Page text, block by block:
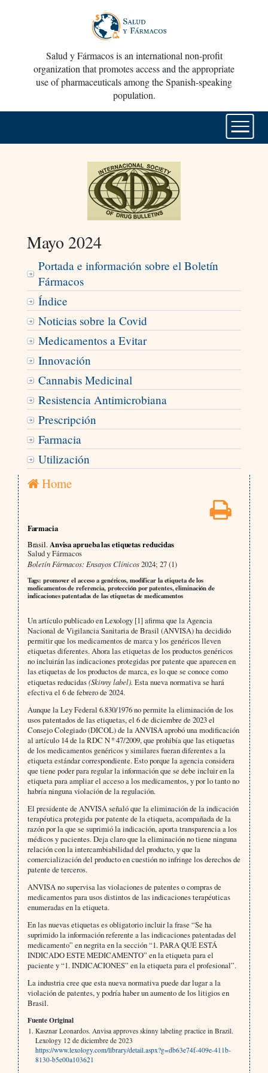
Salud y Fármacos is an international non-profit
organization that promotes access and the appropriate
use of pharmaceuticals among the Spanish-speaking
population.
Mayo 2024
Portada e información sobre el Boletín
Fármacos
Índice
Noticias sobre la Covid
Medicamentos a Evitar
Innovación
Cannabis Medicinal
Resistencia Antimicrobiana
Prescripción
Farmacia
Utilización
Home
Farmacia
Brasil.Anvisa aprueba las etiquetas reducidas
Salud y Fármacos
Boletín Fármacos: Ensayos Clínicos2024; 27 (1)
Tags: promover el acceso a genéricos, modificar la etiqueta de los
medicamentos de referencia, protección por patentes, eliminación de
indicaciones patentadas de las etiquetas de medicamentos
Un artículo publicado en Lexology [1] afirma que la Agencia
Nacional de Vigilancia Sanitaria de Brasil (ANVISA) ha decidido
permitir que los medicamentos de marca y los genéricos lleven
etiquetas diferentes. Ahora las etiquetas de los productos genéricos
no incluirán las indicaciones protegidas por patente que aparecen en
las etiquetas de los productos de marca, es lo que se conoce como
etiquetas reducidas(Skinny label). Esta nueva normativa se hará
efectiva el 6 de febrero de 2024.
Aunque la Ley Federal 6.830/1976 no permite la eliminación de los
usos patentados de las etiquetas, el 6 de diciembre de 2023 el
Consejo Colegiado (DICOL) de la ANVISA aprobó una modificación
al artículo 14 de la RDC N º 47/2009, que prohibía que las etiquetas
de los medicamentos genéricos y similares fueran diferentes a la
etiqueta estándar correspondiente. Esto porque la agencia considera
que tiene poder para regular la información que se debe incluir en la
etiqueta para ampliar el acceso a los medicamentos, y por lo tanto no
habría ninguna violación de la regulación.
El presidente de ANVISA señaló que la eliminación de la indicación
terapéutica protegida por patente de la etiqueta, acompañada de la
razón por la que se suprimió la indicación, aporta transparencia a los
médicos y pacientes. Deja claro que la eliminación no tiene ninguna
relación con la intercambiabilidad del producto, y que la
comercialización del producto en cuestión no infringe los derechos de
patente de terceros.
ANVISA no supervisa las violaciones de patentes o compras de
medicamentos para usos distintos de las indicaciones terapéuticas
enumeradas en la etiqueta.
En las nuevas etiquetas es obligatorio incluir la frase “Se ha
suprimido la información referente a las indicaciones patentadas del
medicamento” en negrita en la sección “1. PARA QUÉ ESTÁ
INDICADO ESTE MEDICAMENTO” en la etiqueta para el
paciente y “1. INDICACIONES” en la etiqueta para el profesional”.
La industria cree que esta nueva normativa puede dar lugar a la
violación de patentes, y podría haber un aumento de los litigios en
Brasil.
Fuente Original
Kasznar Leonardos. Anvisa approves skinny labeling practice in Brazil.
Lexology 12 de diciembre de 2023
https://www.lexology.com/library/detail.aspx?g=db63e74f-409e-411b-
8130-b5e00a103621